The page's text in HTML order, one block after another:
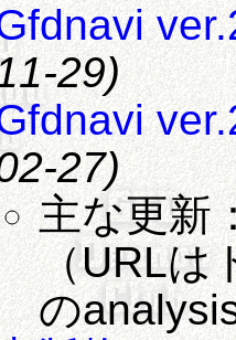
29)
27)
主な更新
（URLは
の